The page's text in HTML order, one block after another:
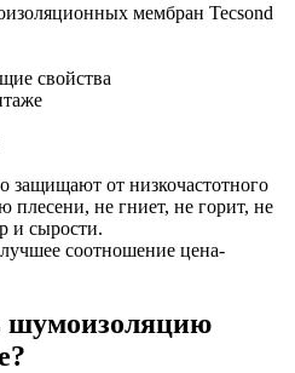
мембран Tecsond
свойства
защищают от низкочастотного
не гниет, не горит, не
и сырости.
соотношение цена-
шумоизоляцию